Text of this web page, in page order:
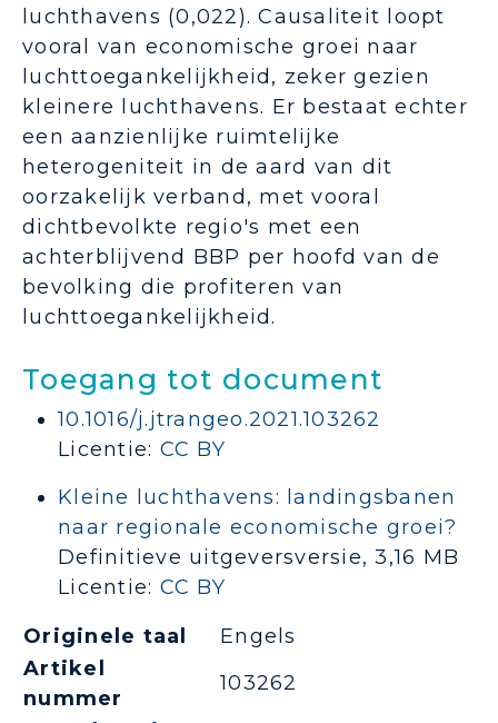
luchthavens (0,022).Causaliteit loopt
vooral van economische groei naar
luchttoegankelijkheid, zeker gezien
kleinere luchthavens. Er bestaat echter
een aanzienlijke ruimtelijke
heterogeniteit in de aard van dit
oorzakelijk verband, met vooral
dichtbevolkte regio's met een
achterblijvend BBP per hoofd van de
bevolking die profiteren van
luchttoegankelijkheid.
Toegang tot document
10.1016/j.jtrangeo.2021.103262
Licentie: CC BY
Kleine luchthavens: landingsbanen
naar regionale economische groei?
Definitieve uitgeversversie, 3,16 MB
Licentie: CC BY
Originele taal
Engels
Artikel
nummer
103262